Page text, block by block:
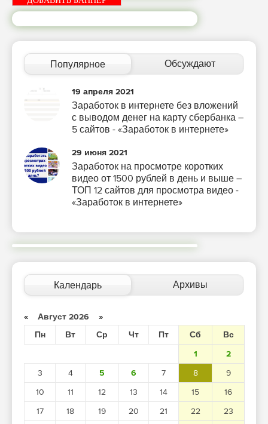
Популярное Обсуждают
19 апреля 2021
Заработок в интернете без вложений
с выводом денег на карту сбербанка –
5 сайтов - «Заработок в интернете»
29 июня 2021
Заработок на просмотре коротких
видео от 1500 рублей в день и выше –
ТОП 12 сайтов для просмотра видео -
«Заработок в интернете»
Календарь Архивы
« Август 2026 »
Пн
Вт Ср Чт Пт Сб
Вс
1
2
3
4 5 6 7 8
9
10
11 12 13 14 15
16
17
18 19 20 21 22
23